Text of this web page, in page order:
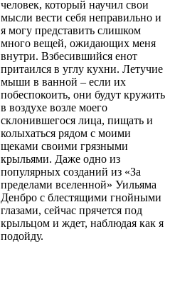
человек, который научил свои
мысли вести себя неправильно и
я могу представить слишком
много вещей, ожидающих меня
внутри. Взбесившийся енот
притаился в углу кухни. Летучие
мыши в ванной – если их
побеспокоить, они будут кружить
в воздухе возле моего
склонившегося лица, пищать и
колыхаться рядом с моими
щеками своими грязными
крыльями. Даже одно из
популярных созданий из «За
пределами вселенной» Уильяма
Денбро с блестящими гнойными
глазами, сейчас прячется под
крыльцом и ждет, наблюдая как я
подойду.